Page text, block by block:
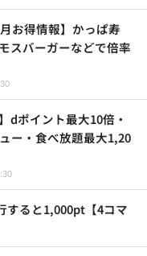
お得情報】かっぱ寿
スバーガーなどで倍率
dポイント最大10倍・
ー・食べ放題最大1,20
すると1,000pt【4コマ